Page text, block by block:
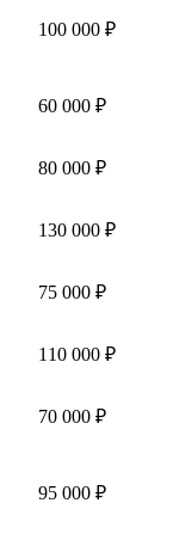
100 000 ₽
60 000 ₽
80 000 ₽
130 000 ₽
75 000 ₽
110 000 ₽
70 000 ₽
95 000 ₽